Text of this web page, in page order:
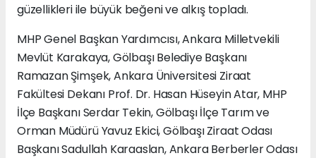
güzellikleri ile büyük beğeni ve alkış topladı.
MHP Genel Başkan Yardımcısı, Ankara Milletvekili
Mevlüt Karakaya, Gölbaşı Belediye Başkanı
Ramazan Şimşek, Ankara Üniversitesi Ziraat
Fakültesi Dekanı Prof. Dr. Hasan Hüseyin Atar, MHP
İlçe Başkanı Serdar Tekin, Gölbaşı İlçe Tarım ve
Orman Müdürü Yavuz Ekici, Gölbaşı Ziraat Odası
Başkanı Sadullah Karaaslan, Ankara Berberler Odası